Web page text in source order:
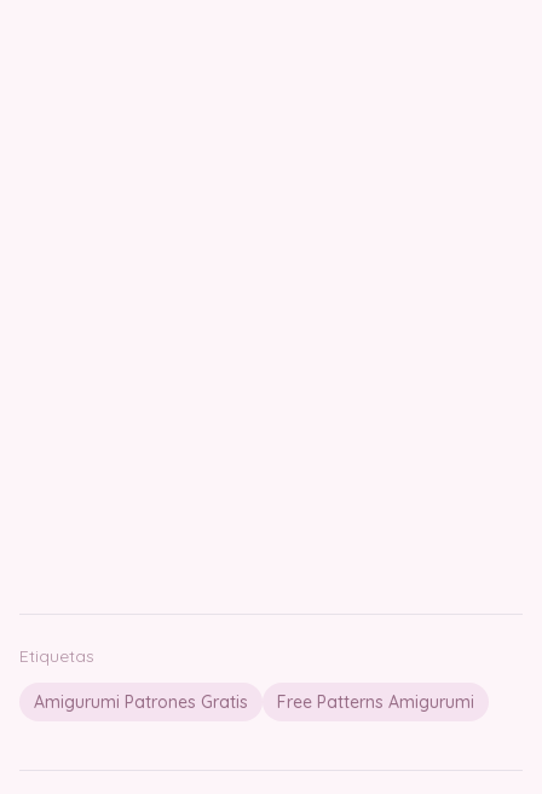
Etiquetas
Amigurumi Patrones Gratis Free Patterns Amigurumi